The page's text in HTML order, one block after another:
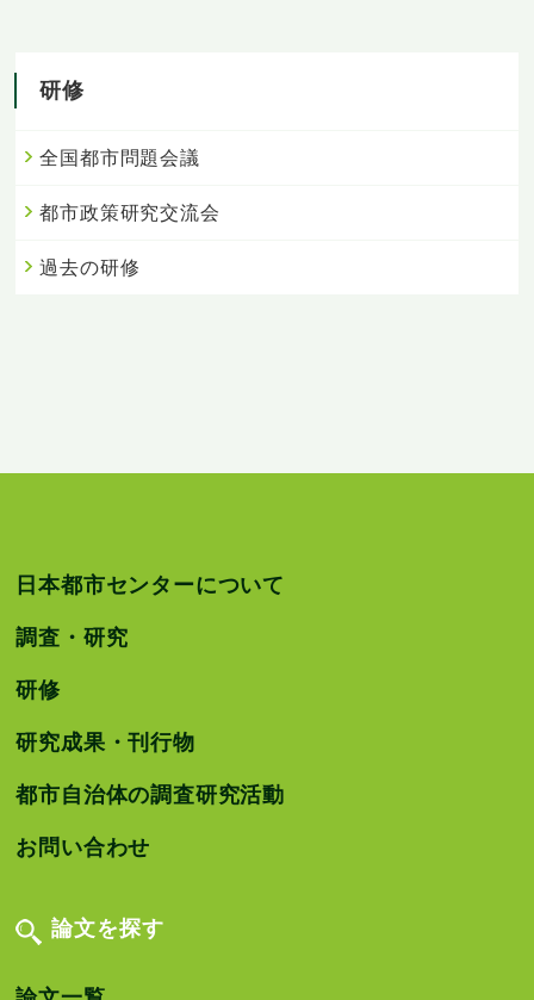
研修
全国都市問題会議
都市政策研究交流会
過去の研修
日本都市センターについて
調査・研究
研修
研究成果・刊行物
都市自治体の調査研究活動
お問い合わせ
論文を探す